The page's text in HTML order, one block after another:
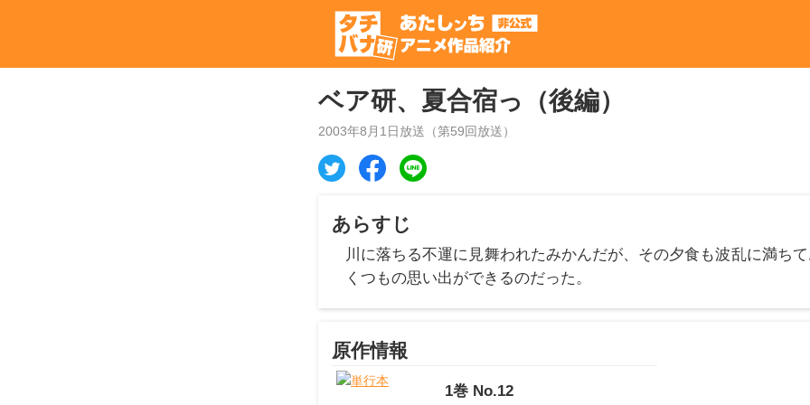
ベア研、夏合宿っ（後編）
2003年8月1日 放送（第59回放送）
あらすじ
川に落ちる不運に見舞われたみかんだが、その夕食も波乱に満ち
くつもの思い出ができるのだった。
原作情報
1巻 No.12